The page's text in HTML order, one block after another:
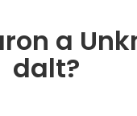
a
dalt?